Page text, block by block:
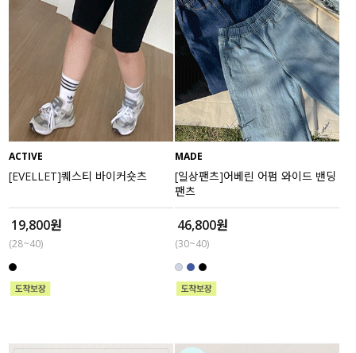
ACTIVE
[EVELLET]퀘스티 바이커숏츠
19,800원
(28~40)
MADE
[일상팬츠]어베린 어펌 와이드 밴딩
팬츠
46,800원
(30~40)